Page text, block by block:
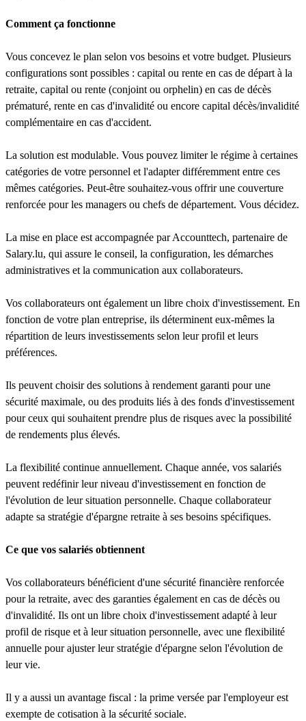
Comment ça fonctionne
Vous concevez le plan selon vos besoins et votre budget. Plusieurs
configurations sont possibles : capital ou rente en cas de départ à la
retraite, capital ou rente (conjoint ou orphelin) en cas de décès
prématuré, rente en cas d'invalidité ou encore capital décès/invalidité
complémentaire en cas d'accident.
La solution est modulable. Vous pouvez limiter le régime à certaines
catégories de votre personnel et l'adapter différemment entre ces
mêmes catégories. Peut-être souhaitez-vous offrir une couverture
renforcée pour les managers ou chefs de département. Vous décidez.
La mise en place est accompagnée par Accounttech, partenaire de
Salary.lu, qui assure le conseil, la configuration, les démarches
administratives et la communication aux collaborateurs.
Vos collaborateurs ont également un libre choix d'investissement. En
fonction de votre plan entreprise, ils déterminent eux-mêmes la
répartition de leurs investissements selon leur profil et leurs
préférences.
Ils peuvent choisir des solutions à rendement garanti pour une
sécurité maximale, ou des produits liés à des fonds d'investissement
pour ceux qui souhaitent prendre plus de risques avec la possibilité
de rendements plus élevés.
La flexibilité continue annuellement. Chaque année, vos salariés
peuvent redéfinir leur niveau d'investissement en fonction de
l'évolution de leur situation personnelle. Chaque collaborateur
adapte sa stratégie d'épargne retraite à ses besoins spécifiques.
Ce que vos salariés obtiennent
Vos collaborateurs bénéficient d'une sécurité financière renforcée
pour la retraite, avec des garanties également en cas de décès ou
d'invalidité. Ils ont un libre choix d'investissement adapté à leur
profil de risque et à leur situation personnelle, avec une flexibilité
annuelle pour ajuster leur stratégie d'épargne selon l'évolution de
leur vie.
Il y a aussi un avantage fiscal : la prime versée par l'employeur est
exempte de cotisation à la sécurité sociale.